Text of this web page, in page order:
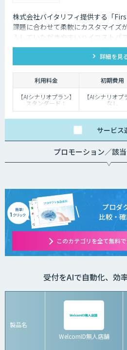
株式会社バイタリフィ提供する「
課題に合わせて柔軟にカスタマイズ
入していただきやすいハイコストパ
ットボットです。
詳細を見
利用料金 初期費用
【AIシナリオプラン】
スタンダード：
￥2,980～/月、プレミ
～/月（10万PVを超え
【生成AIプラン】
￥80,000～/月（質問
回数～5000回、超過分
【AIシナリオプ
なし
【生成AIプラ
サービス
プロモーション／該
プロダ
比較・
このカテゴリを全て無料
受付をAIで自動化、効
製品名
WelcomID無人店舗